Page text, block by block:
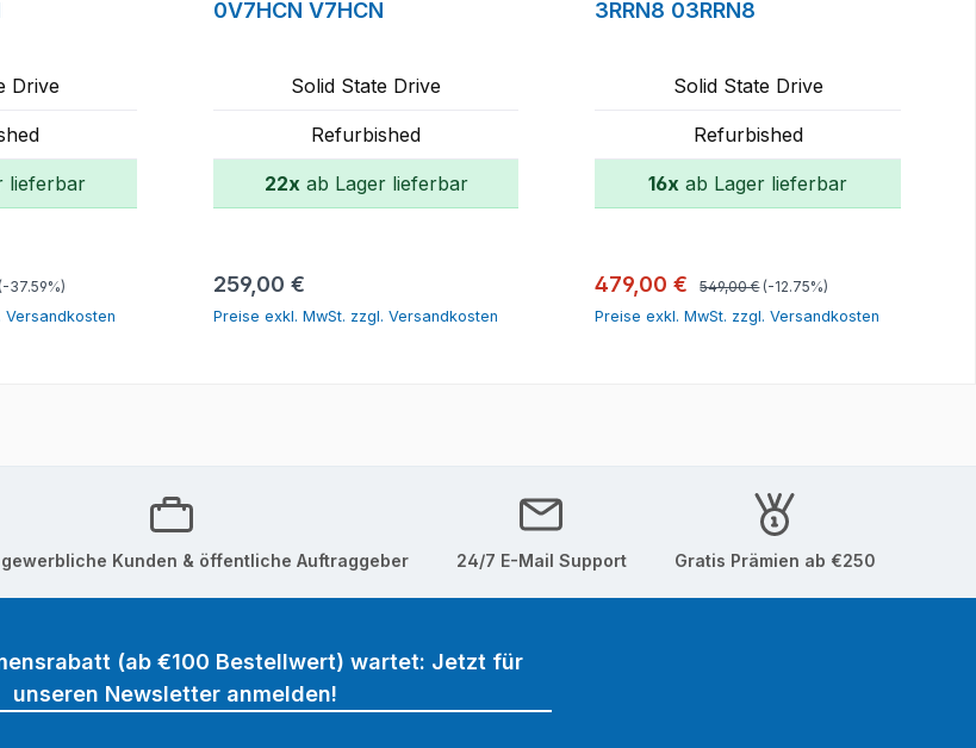
Drive
lieferbar
Preis:
(-37.59%)
Versandkosten
0V7HCN V7HCN
Solid State Drive
Refurbished
22x ab Lager lieferbar
Regulärer Preis:
259,00 €
Preise exkl. MwSt. zzgl. Versandkosten
In den Warenkorb
3RRN8 03RRN8
Solid State Drive
Refurbished
16x ab Lager lieferbar
Verkaufspreis:
479,00 € Regulärer Preis:
549,00 € (-12.75%)
Preise exkl. MwSt. zzgl. Versandkosten
In den Warenkorb
Kunden & öffentliche Auftraggeber 24/7 E-Mail Support Gratis Prämien ab €250
(ab €100 Bestellwert) wartet: Jetzt für
unseren Newsletter anmelden!